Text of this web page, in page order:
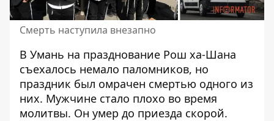
Смерть наступила внезапно
В Умань на празднование Рош ха-Шана
съехалось немало паломников, но
праздник был омрачен смертью одного из
них. Мужчине стало плохо во время
молитвы. Он умер до приезда скорой.